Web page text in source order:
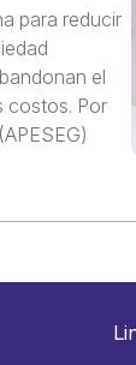
para reducir
el
costos. Por